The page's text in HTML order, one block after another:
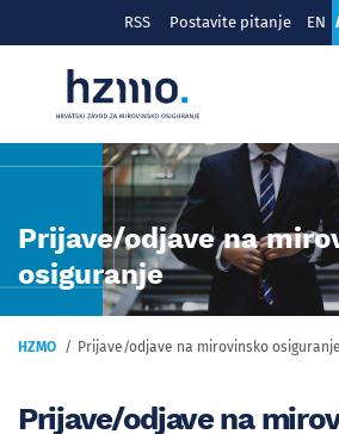
RSS Postavite pitanje EN
Prijave/odjave na
osiguranje
HZMO Prijave/odjave na mirovinsko osiguranje
Prijave/odjave na